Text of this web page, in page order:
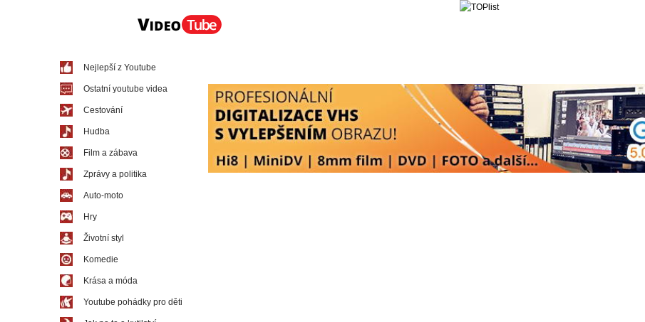
Nejlepší z Youtube
Ostatní youtube videa
Cestování
Hudba
Film a zábava
Zprávy a politika
Auto-moto
Hry
Životní styl
Komedie
Krása a móda
Youtube pohádky pro děti